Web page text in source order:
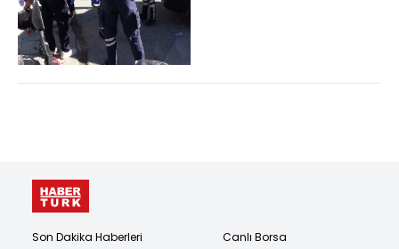
Son Dakika Haberleri
Canlı Borsa